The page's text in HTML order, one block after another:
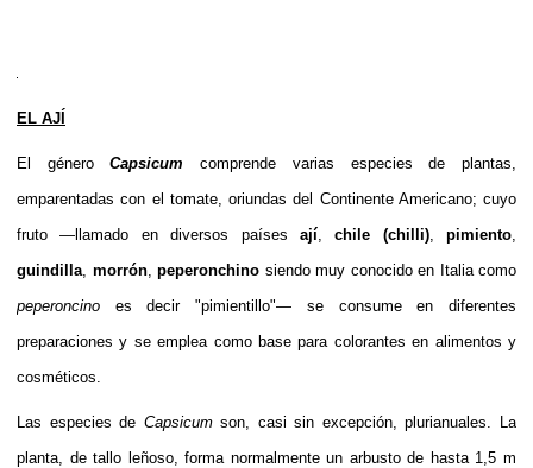
EL AJÍ
El género Capsicum comprende varias especies de plantas,
emparentadas con el tomate, oriundas del Continente Americano; cuyo
fruto —llamado en diversos países ají,chile (chilli), pimiento
guindilla morrón, peperonchino siendo muy conocido en Italiacomo
peperoncino es decir "pimientillo"— se consume en diferentes
preparaciones y se emplea como base para colorantes en alimentos y
cosméticos.
Las especies de Capsicumson, casi sin excepción,plurianuales . La
planta, detallo leñoso, forma normalmente un arbustode hasta 1,5m